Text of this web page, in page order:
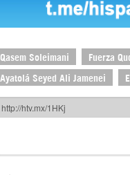
Qasem Soleimani Fuerza
Ayatolá Seyed Ali Jamenei